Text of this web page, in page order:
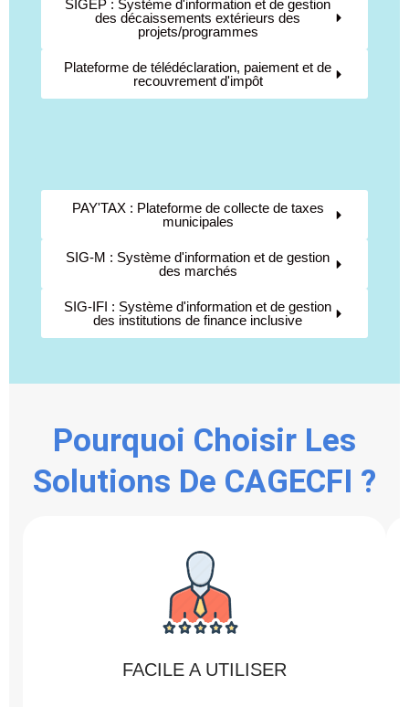
SIGEP : Système d'information et de gestion
des décaissements extérieurs des
projets/programmes
Plateforme de télédéclaration, paiement et de
recouvrement d'impôt
PAY'TAX : Plateforme de collecte de taxes
municipales
SIG-M : Système d'information et de gestion
des marchés
SIG-IFI : Système d'information et de gestion
des institutions de finance inclusive
Pourquoi Choisir Les
Solutions De CAGECFI ?
FACILE A UTILISER